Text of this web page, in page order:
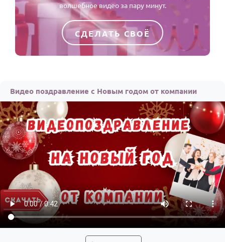
волшебное видео за пару минут.
СДЕЛАТЬ СВОЁ
Видео поздравление с Новым годом от компании